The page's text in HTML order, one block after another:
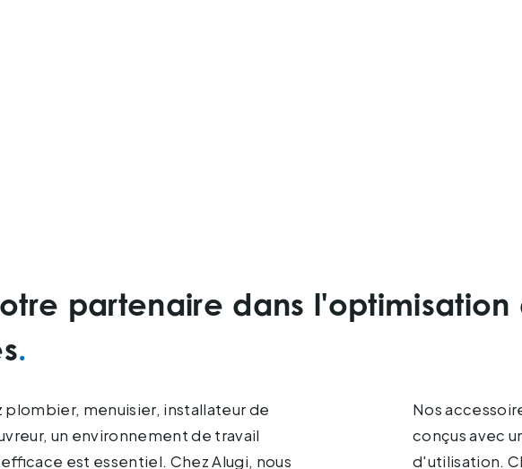
partenaire dans l'optimisation
plombier, menuisier, installateur de
un environnement de travail
est essentiel. Chez Alugi, nous
en aluminium de haute qualité sont
souci de durabilité et de facilité
produit est soigneusement testé